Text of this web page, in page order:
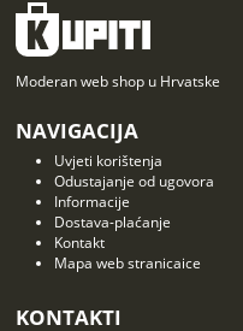
Moderan web shop u Hrvatske
NAVIGACIJA
Uvjeti korištenja
Odustajanje od ugovora
Informacije
Dostava-plaćanje
Kontakt
Mapa web stranicaice
KONTAKTI